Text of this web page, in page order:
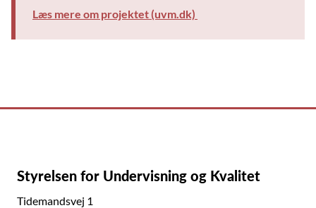
Læs mere om projektet (uvm.dk)
Styrelsen for Undervisning og Kvalitet
Tidemandsvej 1